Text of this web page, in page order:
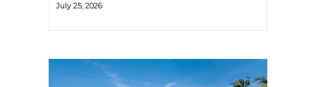
โครงสร้างพื้นฐาน
July 25, 2026